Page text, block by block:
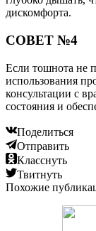
дискомфорта.
СОВЕТ №4
Если тошнота не
использования
консультации с
состояния и
Поделиться
Отправить
Класснуть
Твитнуть
Похожие